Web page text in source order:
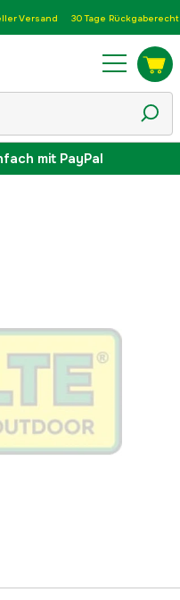
Versand 30 Tage Rückgaberecht
mit PayPal